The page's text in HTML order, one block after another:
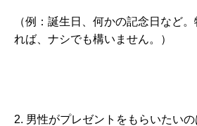
（例：誕生日、何かの記念日など
れば、ナシでも構いません。）
2. 男性がプレゼントをもらいたい